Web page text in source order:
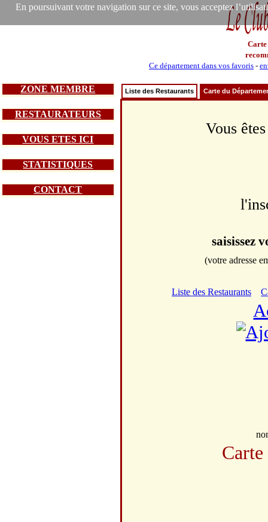
En poursuivant votre navigation sur ce site, vous acceptez
Carte
Ce département dans vos favoris -
ZONE MEMBRE
RESTAURATEURS
VOUS ETES ICI
STATISTIQUES
CONTACT
Liste des Restaurants Carte du
Vous
saisissez
(votre adresse
Liste des Restaurants